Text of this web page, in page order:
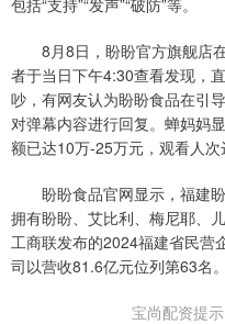
8月8日，盼盼官方旗舰店
者于当日下午4:30查看发现，
吵，有网友认为盼盼食品在引
对弹幕内容进行回复。蝉妈妈
额已达10万-25万元，观看人次
盼盼食品官网显示，福建盼
拥有盼盼、艾比利、梅尼耶、
工商联发布的2024福建省民营
司以营收81.6亿元位列第63名。
宝尚配资提